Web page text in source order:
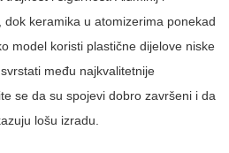
keramika u atomizerima ponekad
model koristi plastične dijelove niske
među najkvalitetnije
se da su spojevi dobro završeni i da
lošu izradu.